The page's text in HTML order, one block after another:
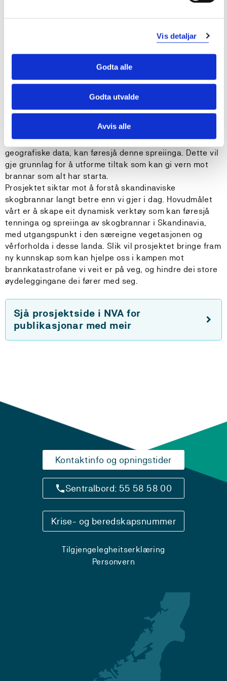
Vis detaljar
Godta alle
Godta utvalde
Avvis alle
fuktigheit og vind. For å forstå desse fenomena betre,
Vi må anta at vi ikkje kan unngå skogbrannar heilt. Vi
treng difor å føresjå den potensielle spreiinga av
skogbrannar så presist som mogeleg. Dette vil hjelpe
brannmannskapar til å rette innsatsen sin mot dei
områda som står i størst fare for å bli påført
øydeleggingar. PREWISS vil utvikle en matematisk
modell som, når den blir nytta i samspel med
geografiske data, kan føresjå denne spreiinga. Dette vil
gje grunnlag for å utforme tiltak som kan gi vern mot
brannar som alt har starta.
Prosjektet siktar mot å forstå skandinaviske
skogbrannar langt betre enn vi gjer i dag. Hovudmålet
vårt er å skape eit dynamisk verktøy som kan føresjå
tenninga og spreiinga av skogbrannar i Skandinavia,
med utgangspunkt i den særeigne vegetasjonen og
vêrforholda i desse landa. Slik vil prosjektet bringe fram
ny kunnskap som kan hjelpe oss i kampen mot
brannkatastrofane vi veit er på veg, og hindre dei store
øydeleggingane dei fører med seg.
Sjå prosjektside i NVA for
publikasjonar med meir
Kontaktinfo og opningstider
Sentralbord: 55 58 58 00
Krise- og beredskapsnummer
Tilgjengelegheitserklæring
Personvern